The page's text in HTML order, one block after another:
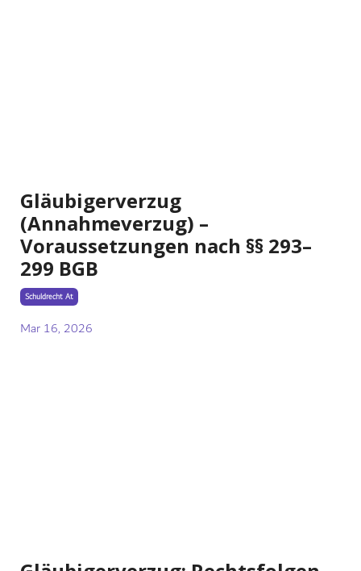
Gläubigerverzug
(Annahmeverzug) –
Voraussetzungen nach §§ 293–
299 BGB
Schuldrecht At
Mar 16, 2026